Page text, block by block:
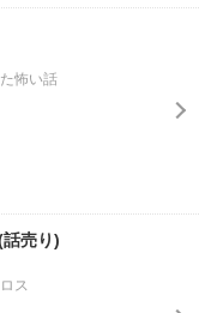
怖い話
売り)
ス